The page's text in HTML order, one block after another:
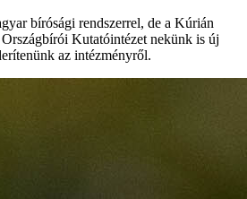
bírósági rendszerrel, de a Kúrián
Kutatóintézet nekünk is új
az intézményről.